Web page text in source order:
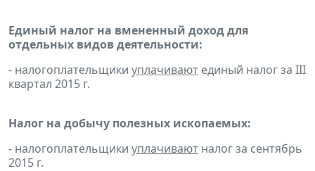
Единый налог на вмененный доход для
отдельных видов деятельности:
- налогоплательщики уплачивают единый налог за III
квартал 2015 г.
Налог на добычу полезных ископаемых:
- налогоплательщики уплачивают налог за сентябрь
2015 г.